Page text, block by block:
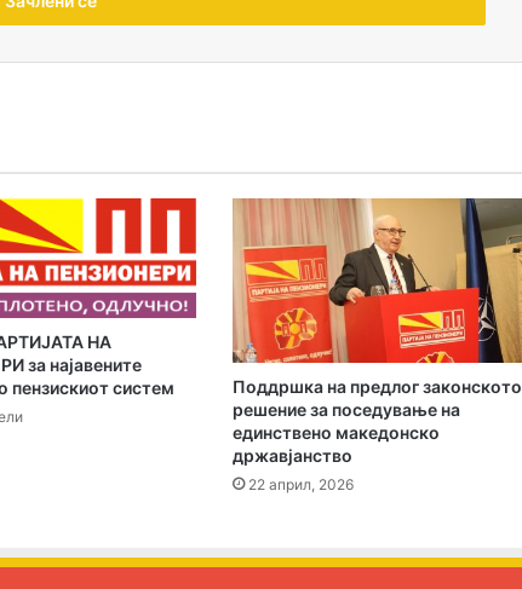
НА
за најавените
пензискиот систем
Поддршка на предлог законското
решение за поседување на
единствено македонско
државјанство
22 април, 2026